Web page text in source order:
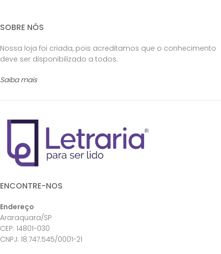
SOBRE NÓS
Nossa loja foi criada, pois acreditamos que o conhecimento
deve ser disponibilizado a todos.
Saiba mais
ENCONTRE-NOS
Endereço
Araraquara/SP
CEP: 14801-030
CNPJ: 18.747.545/0001-21